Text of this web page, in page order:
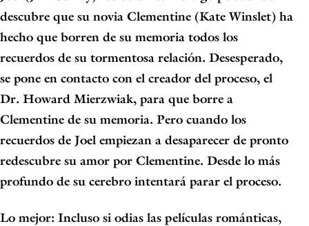
descubre que su novia Clementine (Kate Winslet) ha
hecho que borren de su memoria todos los
recuerdos de su tormentosa relación. Desesperado,
se pone en contacto con el creador del proceso, el
Dr. Howard Mierzwiak, para que borre a
Clementine de su memoria. Pero cuando los
recuerdos de Joel empiezan a desaparecer de pronto
redescubre su amor por Clementine. Desde lo más
profundo de su cerebro intentará parar el proceso.
Lo mejor: Incluso si odias las películas románticas,